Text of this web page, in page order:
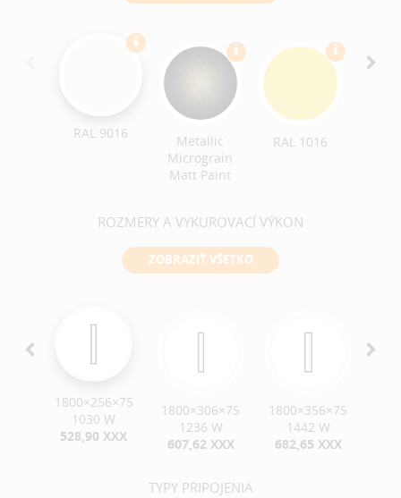
RAL 9016
Metallic
Micrograin
Matt Paint
RAL 1016
ROZMERY A VYKUROVACÍ VÝKON
ZOBRAZIŤ VŠETKO
1800×256×75
1030 W
528,90 XXX
1800×306×75
1236 W
607,62 XXX
1800×356×75
1442 W
682,65 XXX
TYPY PRIPOJENIA